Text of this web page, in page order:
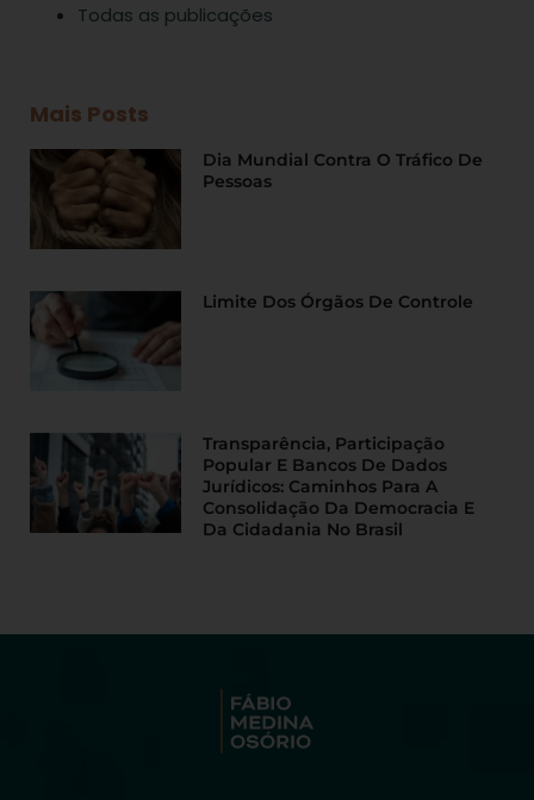
Todas as publicações
Mais Posts
Dia Mundial Contra O Tráfico De
Pessoas
Limite Dos Órgãos De Controle
Transparência, Participação
Popular E Bancos De Dados
Jurídicos: Caminhos Para A
Consolidação Da Democracia E
Da Cidadania No Brasil